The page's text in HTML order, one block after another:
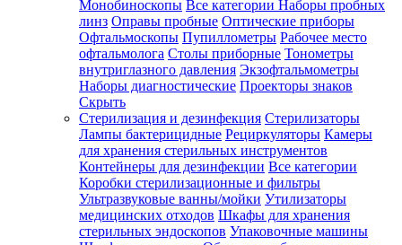
Монобиноскопы Все категории Наборы пробных
линз Оправы пробные Оптические приборы
Офтальмоскопы Пупиллометры Рабочее место
офтальмолога Столы приборные Тонометры
внутриглазного давления Экзофтальмометры
Наборы диагностические Проекторы знаков
Скрыть
Стерилизация и дезинфекция Стерилизаторы
Лампы бактерицидные Рециркуляторы Камеры
для хранения стерильных инструментов
Контейнеры для дезинфекции Все категории
Коробки стерилизационные и фильтры
Ультразвуковые ванны/мойки Утилизаторы
медицинских отходов Шкафы для хранения
стерильных эндоскопов Упаковочные машины